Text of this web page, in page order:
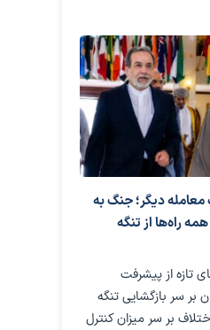
معامله دیگر؛ جنگ به
راه‌ها از تنگه
تازه از پیشرفت
بر سر بازگشایی تنگه
بر سر میزان کنترل